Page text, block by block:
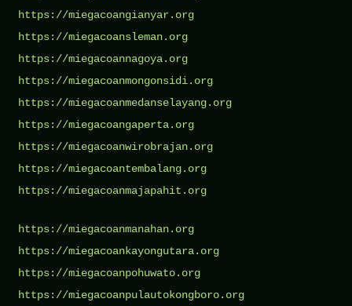
https://miegacoangianyar.org
https://miegacoansleman.org
https://miegacoannagoya.org
https://miegacoanmongonsidi.org
https://miegacoanmedanselayang.org
https://miegacoangaperta.org
https://miegacoanwirobrajan.org
https://miegacoantembalang.org
https://miegacoanmajapahit.org
https://miegacoanmanahan.org
https://miegacoankayongutara.org
https://miegacoanpohuwato.org
https://miegacoanpulautokongboro.org